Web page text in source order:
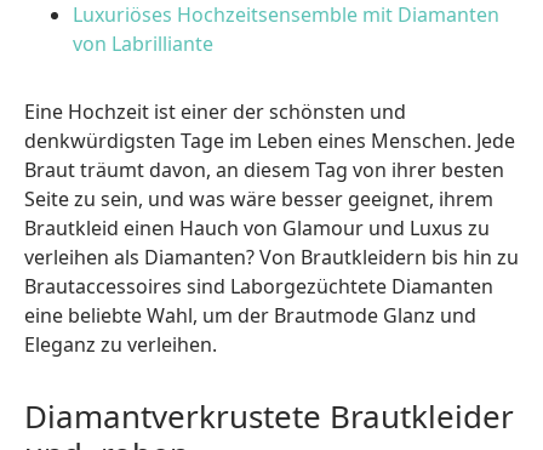
Luxuriöses Hochzeitsensemble mit Diamanten
von Labrilliante
Eine Hochzeit ist einer der schönsten und
denkwürdigsten Tage im Leben eines Menschen. Jede
Braut träumt davon, an diesem Tag von ihrer besten
Seite zu sein, und was wäre besser geeignet, ihrem
Brautkleid einen Hauch von Glamour und Luxus zu
verleihen als Diamanten? Von Brautkleidern bis hin zu
Brautaccessoires sind Laborgezüchtete Diamanten
eine beliebte Wahl, um der Brautmode Glanz und
Eleganz zu verleihen.
Diamantverkrustete Brautkleider